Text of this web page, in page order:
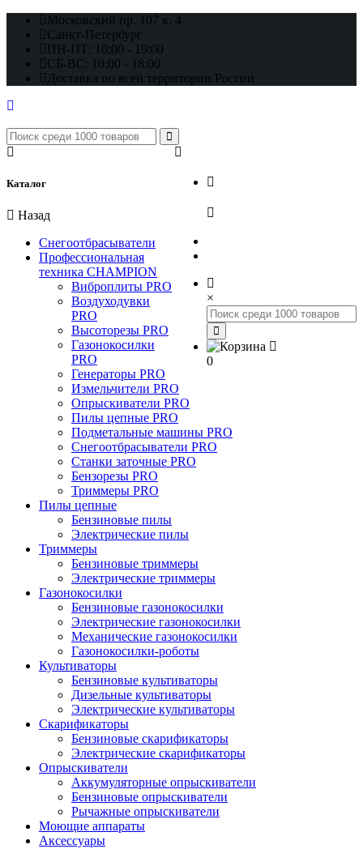
Московский пр. 107 к. 4
Санкт-Петербург
ПН-ПТ: 10:00 - 19:00
СБ-ВС: 10:00 - 18:00
Доставка по всей территории России
×
0
Каталог
Назад
Снегоотбрасыватели
Профессиональная
техника CHAMPION
Виброплиты PRO
Воздуходувки
PRO
Высоторезы PRO
Газонокосилки
PRO
Генераторы PRO
Измельчители PRO
Опрыскиватели PRO
Пилы цепные PRO
Подметальные машины PRO
Снегоотбрасыватели PRO
Станки заточные PRO
Бензорезы PRO
Триммеры PRO
Пилы цепные
Бензиновые пилы
Электрические пилы
Триммеры
Бензиновые триммеры
Электрические триммеры
Газонокосилки
Бензиновые газонокосилки
Электрические газонокосилки
Механические газонокосилки
Газонокосилки-роботы
Культиваторы
Бензиновые культиваторы
Дизельные культиваторы
Электрические культиваторы
Скарификаторы
Бензиновые скарификаторы
Электрические скарификаторы
Опрыскиватели
Аккумуляторные опрыскиватели
Бензиновые опрыскиватели
Рычажные опрыскиватели
Моющие аппараты
Аксессуары